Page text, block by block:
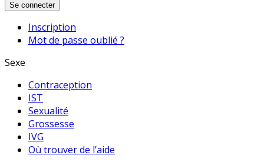
Se connecter
Inscription
Mot de passe oublié ?
Sexe
Contraception
IST
Sexualité
Grossesse
IVG
Où trouver de l’aide